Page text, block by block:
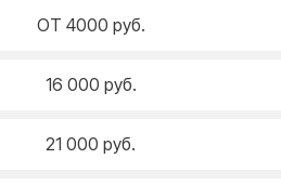
ОТ 4000 руб.
16 000 руб.
21 000 руб.